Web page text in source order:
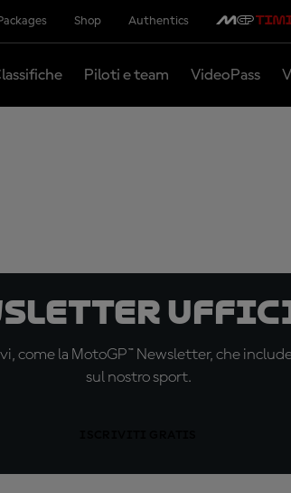
Shop Authentics
Piloti e team VideoPass
come la MotoGP™ Newsletter, che
sul nostro sport.